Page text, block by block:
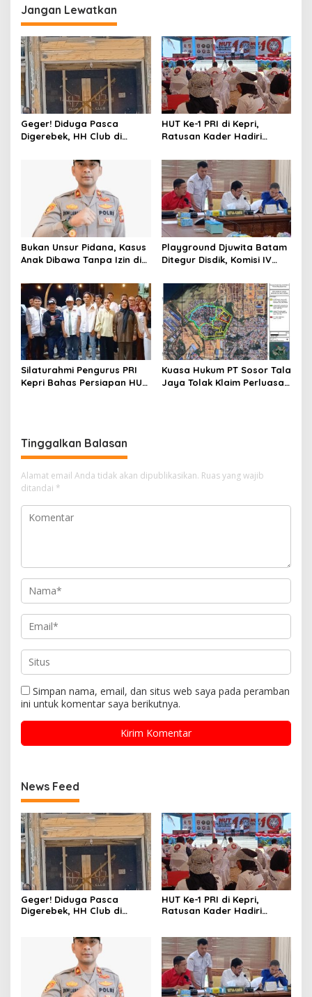
Dipertanyakan
Jangan Lewatkan
Geger! Diduga Pasca
Digerebek, HH Club di
HUT Ke-1 PRI di Kepri,
Ratusan Kader Hadiri
Bansos
Bukan Unsur Pidana, Kasus
Anak Dibawa Tanpa Izin di
Playground Djuwita Batam
Ditegur Disdik, Komisi IV
Silaturahmi Pengurus PRI
Kepri Bahas Persiapan HUT
Kuasa Hukum PT Sosor Tala
Jaya Tolak Klaim Perluasan
Tinggalkan Balasan
Alamat email Anda tidak akan dipublikasikan. Ruas yang wajib
ditandai *
Simpan nama, email, dan situs web saya pada peramban
ini untuk komentar saya berikutnya.
News Feed
Geger! Diduga Pasca
Digerebek, HH Club di
HUT Ke-1 PRI di Kepri,
Ratusan Kader Hadiri